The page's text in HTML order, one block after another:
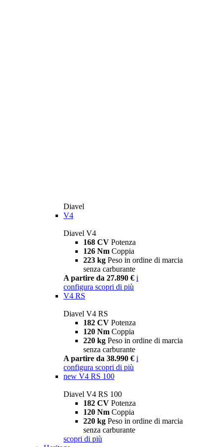
Diavel
V4
Diavel V4
168 CV Potenza
126 Nm Coppia
223 kg Peso in ordine di marcia
senza carburante
A partire da 27.890 € i
configura scopri di più
V4 RS
Diavel V4 RS
182 CV Potenza
120 Nm Coppia
220 kg Peso in ordine di marcia
senza carburante
A partire da 38.990 € i
configura scopri di più
new V4 RS 100
Diavel V4 RS 100
182 CV Potenza
120 Nm Coppia
220 kg Peso in ordine di marcia
senza carburante
scopri di più